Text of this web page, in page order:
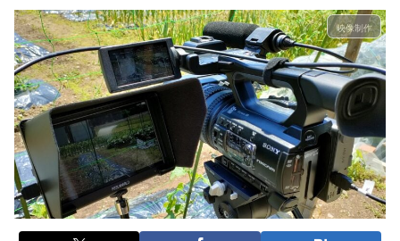
映像制作